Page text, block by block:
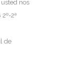
nos
2ª
de